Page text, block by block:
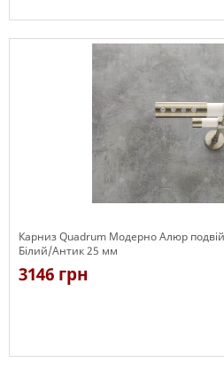
Карниз Quadrum Модерно Алюр
Білий/Антик 25 мм
3146 грн